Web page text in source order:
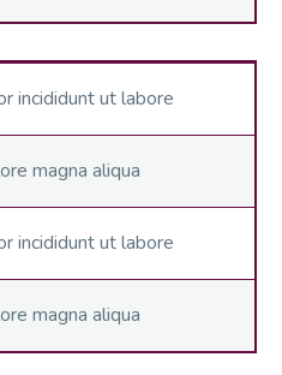
incididunt ut labore
magna aliqua
incididunt ut labore
magna aliqua